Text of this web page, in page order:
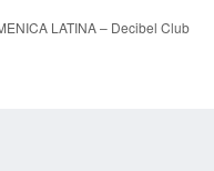
LATINA – Decibel Club